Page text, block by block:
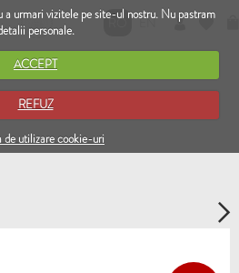
urmari vizitele pe site-ul nostru. Nu pastram
personale.
ACCEPT
REFUZ
de utilizare cookie-uri
RO EN